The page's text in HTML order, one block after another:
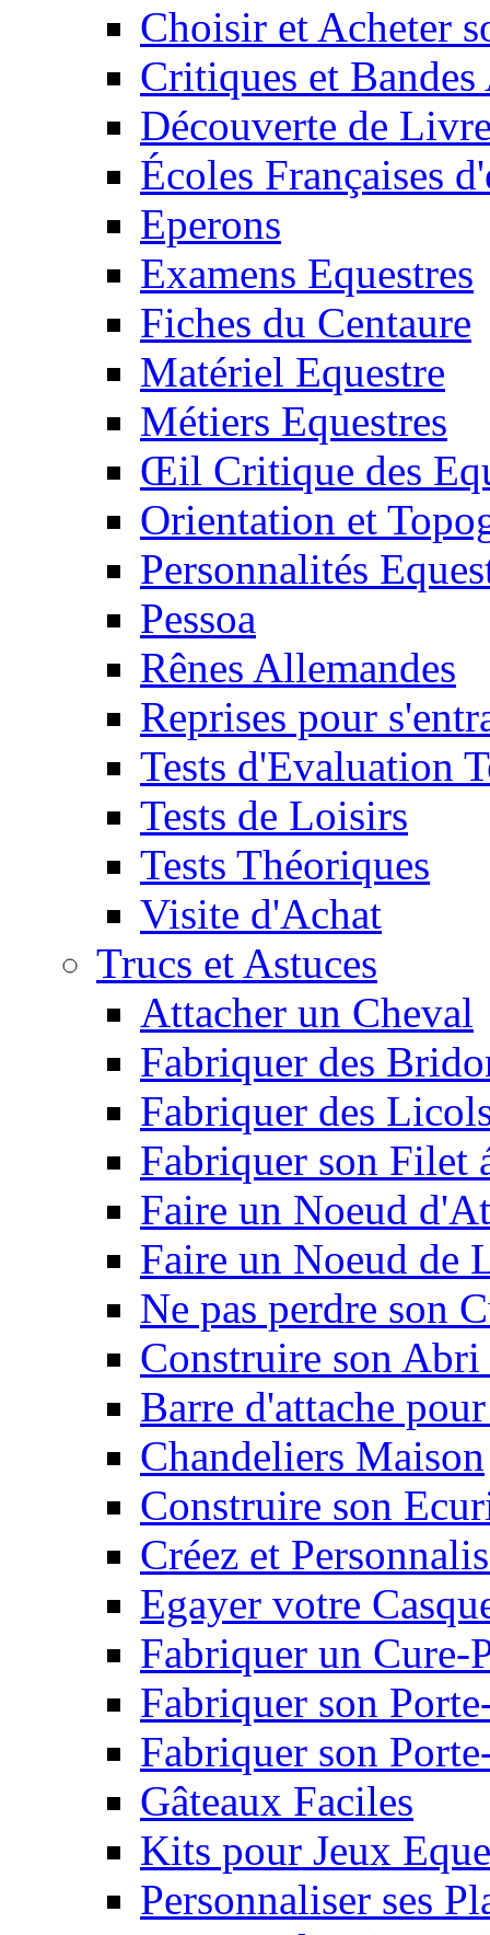
Choisir et Acheter
Critiques et
Découverte de
Écoles Françaises
Eperons
Examens Equestres
Fiches du Centaure
Matériel Equestre
Métiers Equestres
Œil Critique des
Orientation et
Personnalités
Pessoa
Rênes Allemandes
Reprises pour
Tests d'Evaluation
Tests de Loisirs
Tests Théoriques
Visite d'Achat
Trucs et Astuces
Attacher un Cheval
Fabriquer des
Fabriquer des
Fabriquer son Filet
Faire un Noeud
Faire un Noeud de
Ne pas perdre son
Construire son
Barre d'attache
Chandeliers Maison
Construire son
Créez et
Egayer votre
Fabriquer un Cure-
Fabriquer son
Fabriquer son
Gâteaux Faciles
Kits pour Jeux
Personnaliser ses